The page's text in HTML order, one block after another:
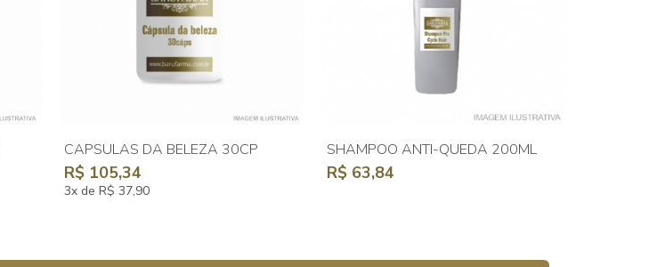
CAPSULAS DA BELEZA 30CP
R$ 105,34
3x de R$ 37,90
SHAMPOO ANTI-QUEDA 200ML
R$ 63,84